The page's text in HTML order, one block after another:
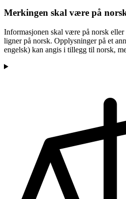
Merkingen skal være på
Informasjonen skal være på norsk eller
ligner på norsk. Opplysninger på et
engelsk) kan angis i tillegg til norsk,